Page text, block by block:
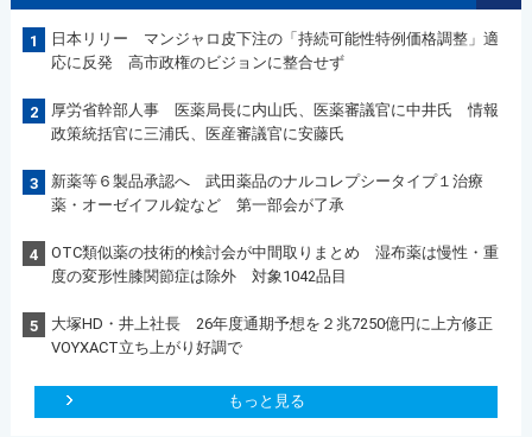
1
日本リリー マンジャロ皮下注の「持続可能性特例価格調整」適
応に反発 高市政権のビジョンに整合せず
2
厚労省幹部人事 医薬局長に内山氏、医薬審議官に中井氏 情報
政策統括官に三浦氏、医産審議官に安藤氏
3
新薬等６製品承認へ 武田薬品のナルコレプシータイプ１治療
薬・オーゼイフル錠など 第一部会が了承
4
OTC類似薬の技術的検討会が中間取りまとめ 湿布薬は慢性・重
度の変形性膝関節症は除外 対象1042品目
5
大塚HD・井上社長 26年度通期予想を２兆7250億円に上方修正
VOYXACT立ち上がり好調で
もっと見る